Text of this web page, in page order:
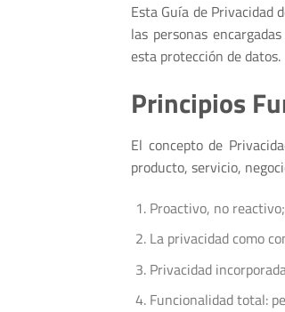
Esta Guía de Privacidad
las personas
esta protección de datos.
Principios
El concepto de
producto, servicio,
Proactivo, no
La privacidad como
Privacidad
Funcionalidad total: